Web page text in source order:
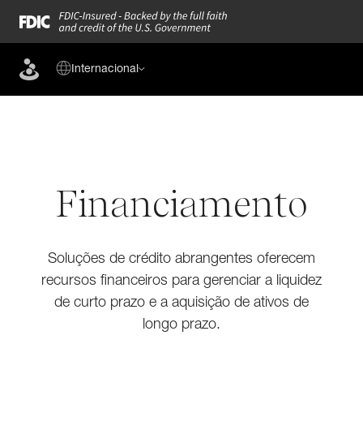
Internacional
Financiamento
Soluções de crédito abrangentes oferecem
recursos financeiros para gerenciar a liquidez
de curto prazo e a aquisição de ativos de
longo prazo.